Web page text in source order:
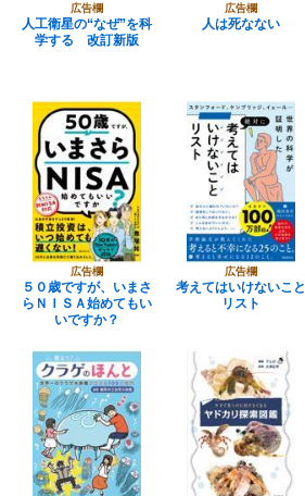
広告欄
人工衛星の“なぜ”を科
学する 改訂新版
広告欄
人は死なない
広告欄
５０歳ですが、いまさ
らＮＩＳＡ始めてもい
いですか？
広告欄
考えてはいけないこと
リスト